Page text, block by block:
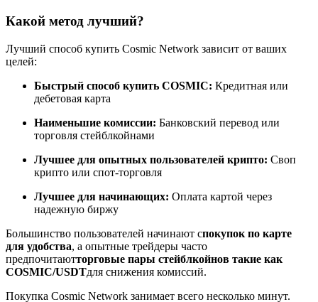
Станьте копи-трейдером
Наслаждайтесь распределением прибыли и комиссиями
за копи-трейдинг
Какой метод лучший?
Лучший способ купить Cosmic Network зависит от ваших
целей:
Быстрый способ купить COSMIC: Кредитная или
дебетовая карта
Наименьшие комиссии: Банковский перевод или
торговля стейблкойнами
Лучшее для опытных пользователей крипто: Своп
крипто или спот-торговля
Лучшее для начинающих: Оплата картой через
надежную биржу
Большинство пользователей начинают спокупок по карте
для удобства, а опытные трейдеры часто
предпочитаютторговые пары стейблкойнов такие как
COSMIC/USDTдля снижения комиссий.
Покупка Cosmic Network занимает всего несколько минут.